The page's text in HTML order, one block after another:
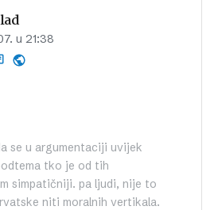
u 21:38
se u argumentaciji uvijek
tko je od tih
simpatičniji. pa ljudi, nije to
niti moralnih vertikala.